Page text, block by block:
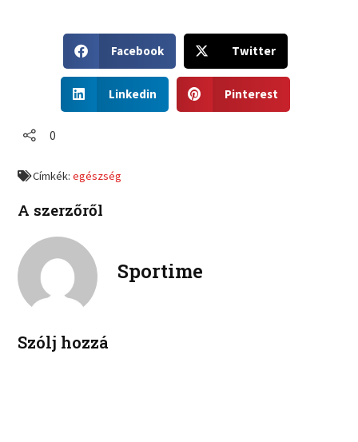
h
a
r
c
b
o
Facebook
h
a
Twitter
h
a
n
i
k
n
Linkedin
h
a
r
Pinterest
0
Címkék:egészség
A szerzőről
Sportime
Szólj hozzá